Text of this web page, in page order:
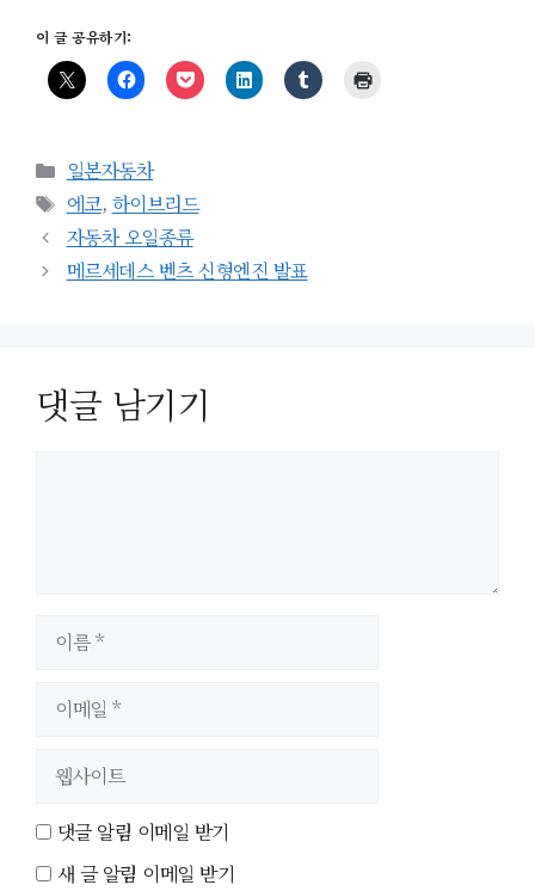
이 글 공유하기:
카
테
고
리
일본자동차
태
그
에코, 하이브리드
자동차 오일종류
메르세데스 벤츠 신형엔진 발표
댓글 남기기
이
트
댓글 알림 이메일 받기
새 글 알림 이메일 받기